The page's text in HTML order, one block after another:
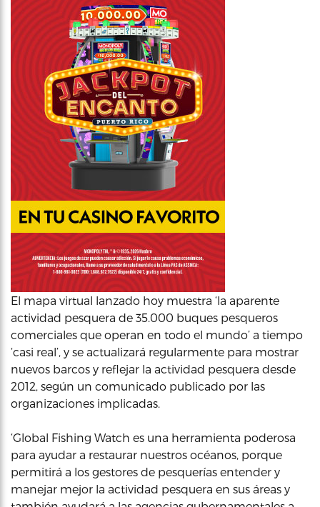
El mapa virtual lanzado hoy muestra ‘la aparente
actividad pesquera de 35.000 buques pesqueros
comerciales que operan en todo el mundo’ a tiempo
‘casi real’, y se actualizará regularmente para mostrar
nuevos barcos y reflejar la actividad pesquera desde
2012, según un comunicado publicado por las
organizaciones implicadas.
‘Global Fishing Watch es una herramienta poderosa
para ayudar a restaurar nuestros océanos, porque
permitirá a los gestores de pesquerías entender y
manejar mejor la actividad pesquera en sus áreas y